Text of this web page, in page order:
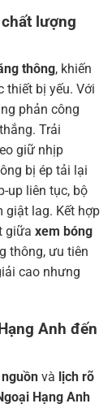
lượng
thông, khiến
thiết bị yếu. Với
phản công
Trải
giữ nhịp
bị ép tải lại
up liên tục, bộ
giật lag. Kết hợp
giữa xem bóng
thông, ưu tiên
cao nhưng
Anh đến
và lịch rõ
Hạng Anh